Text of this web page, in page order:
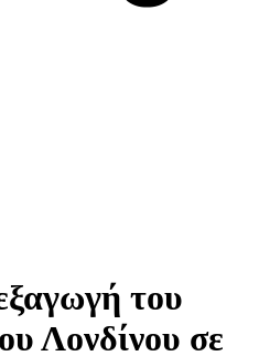
του
Λονδίνου σε